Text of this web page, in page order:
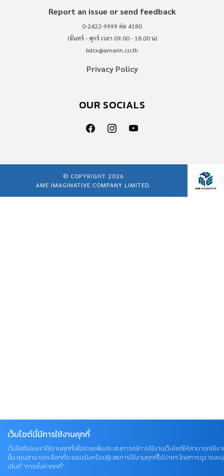
Report an issue or send feedback
0-2422-9999 ต่อ 4180
(จันทร์ - ศุกร์ เวลา 09.00 - 18.00 น)
bdcx@amarin.co.th
Privacy Policy
OUR SOCIALS
© COPYRIGHT 2026
AME IMAGINATIVE COMPANY LIMITED.
เว็บไซต์นี้มีการใช้งานคุกกี้
เว็บไซต์ของเราใช้งานคุกกี้เพื่อช่วยเพิ่มประสบการณ์การใช้งานเว็บไซต์ให้สามารถใช้ง
ขึ้น คุณสามารถเลือกที่จะยอมรับหรือปฏิเสธการใช้งานคุกกี้ได้ง่ายๆ โดยการดูรายละ
เติมที่ “การตั้งค่าคุกกี้”